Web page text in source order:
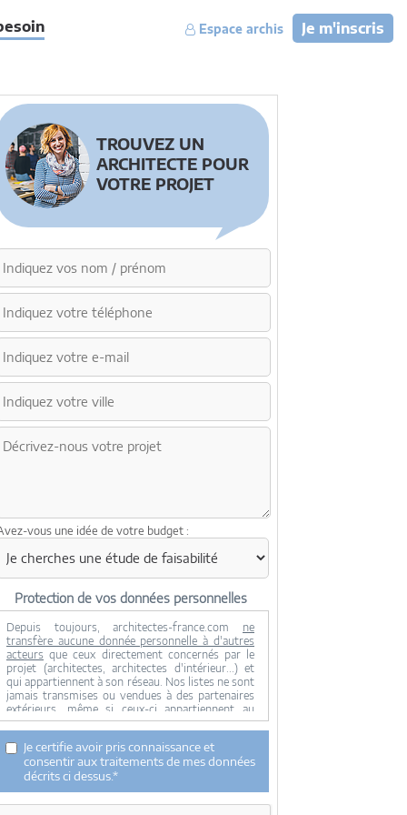
Je m'inscris
Espace archis
TROUVEZ UN
ARCHITECTE POUR
VOTRE PROJET
vous une idée de votre budget :
Protection de vos données personnelles
Depuis toujours, architectes-france.com ne
transfère aucune donnée personnelle à d'autres
acteurs que ceux directement concernés par le
projet (architectes, architectes d'intérieur...) et
qui appartiennent à son réseau. Nos listes ne sont
jamais transmises ou vendues à des partenaires
extérieurs, même si ceux-ci appartiennent au
domaine de la construction.
effectuée qu'avec votre consentement.
Je consens à ce que mes données personnelles
soient collectées pour permettre à architectes-
france de transférer votre projet aux architectes.
Seul Architectes-france, ses équipes internes et la
Je certifie avoir pris connaissance et
consentir aux traitements de mes données
décrits ci dessus.*